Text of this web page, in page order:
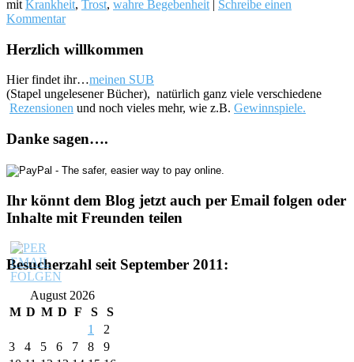
mit Krankheit, Trost, wahre Begebenheit | Schreibe einen
Kommentar
Herzlich willkommen
Hier findet ihr…meinen SUB
(Stapel ungelesener Bücher), natürlich ganz viele verschiedene
Rezensionen und noch vieles mehr, wie z.B. Gewinnspiele.
Danke sagen….
Ihr könnt dem Blog jetzt auch per Email folgen oder
Inhalte mit Freunden teilen
Besucherzahl seit September 2011:
August 2026
M D M D F S
S
1
2
3
4 5 6 7 8
9